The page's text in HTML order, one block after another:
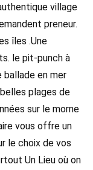
village
preneur.
îles .Une
le pit-punch à
en mer
plages de
sur le morne
vous offre un
le choix de vos
Un Lieu où on